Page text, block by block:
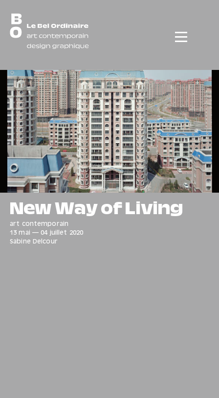
Menu
New Way of Living
art contemporain
13 mai
— 04 juillet 2020
Sabine Delcour